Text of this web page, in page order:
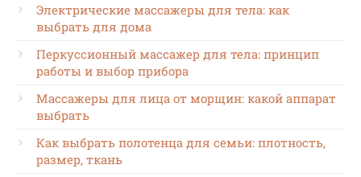
Электрические массажеры для тела: как
выбрать для дома
Перкуссионный массажер для тела: принцип
работы и выбор прибора
Массажеры для лица от морщин: какой аппарат
выбрать
Как выбрать полотенца для семьи: плотность,
размер, ткань